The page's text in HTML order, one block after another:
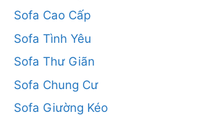
Sofa Cao Cấp
Sofa Tình Yêu
Sofa Thư Giãn
Sofa Chung Cư
Sofa Giường Kéo